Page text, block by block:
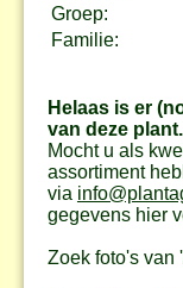
Groep:
Familie:
Helaas is er
van deze plant.
Mocht u als
assortiment
via
gegevens hier
Zoek foto's van '